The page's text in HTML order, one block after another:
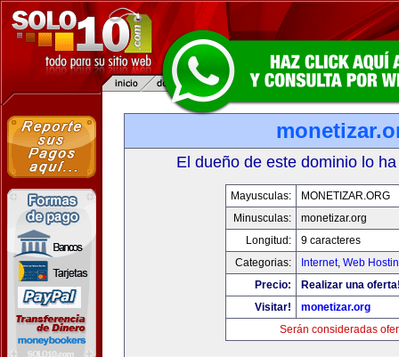
El dueño de este dominio lo
Mayusculas:
MONETIZAR.ORG
Minusculas:
monetizar.org
Longitud:
9 caracteres
Categorias:
Internet, Web
Precio:
Realizar una
Visitar!
monetizar.org
Serán consideradas